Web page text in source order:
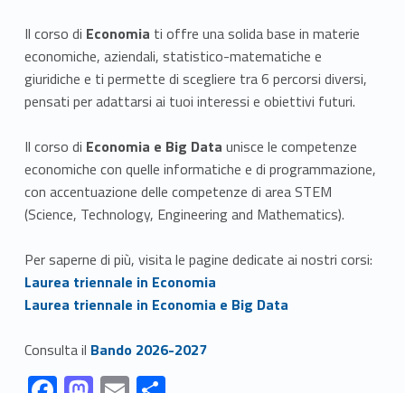
Il corso di Economia ti offre una solida base in materie
economiche, aziendali, statistico-matematiche e
giuridiche e ti permette di scegliere tra 6 percorsi diversi,
pensati per adattarsi ai tuoi interessi e obiettivi futuri.
Il corso di Economia e Big Data unisce le competenze
economiche con quelle informatiche e di programmazione,
con accentuazione delle competenze di area STEM
(Science, Technology, Engineering and Mathematics).
Per saperne di più, visita le pagine dedicate ai nostri corsi:
Link identifier #identifier__51397-1Laurea triennale in Economia
Link identifier #identifier__99865-2Laurea triennale in Economia e Big Data
Consulta il Link identifier #identifier__72284-3
Bando 2026-2027
Link identifier #identifier__178667-1
Link identifier #identifier__36681-2 Link identifier #identifier__70927-3 Link identifier #identifier__135349-4